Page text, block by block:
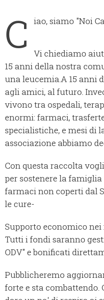
C iao, siamo "Noi
Vi chiediamo
15 anni della nostra
una leucemia.A 15 anni
agli amici, al futuro.
vivono tra ospedali,
enormi: farmaci,
specialistiche, e mesi di
associazione abbiamo
Con questa raccolta
per sostenere la famiglia
farmaci non coperti dal
le cure-
Supporto economico
Tutti i fondi saranno
ODV" e bonificati
Pubblicheremo
forte e sta